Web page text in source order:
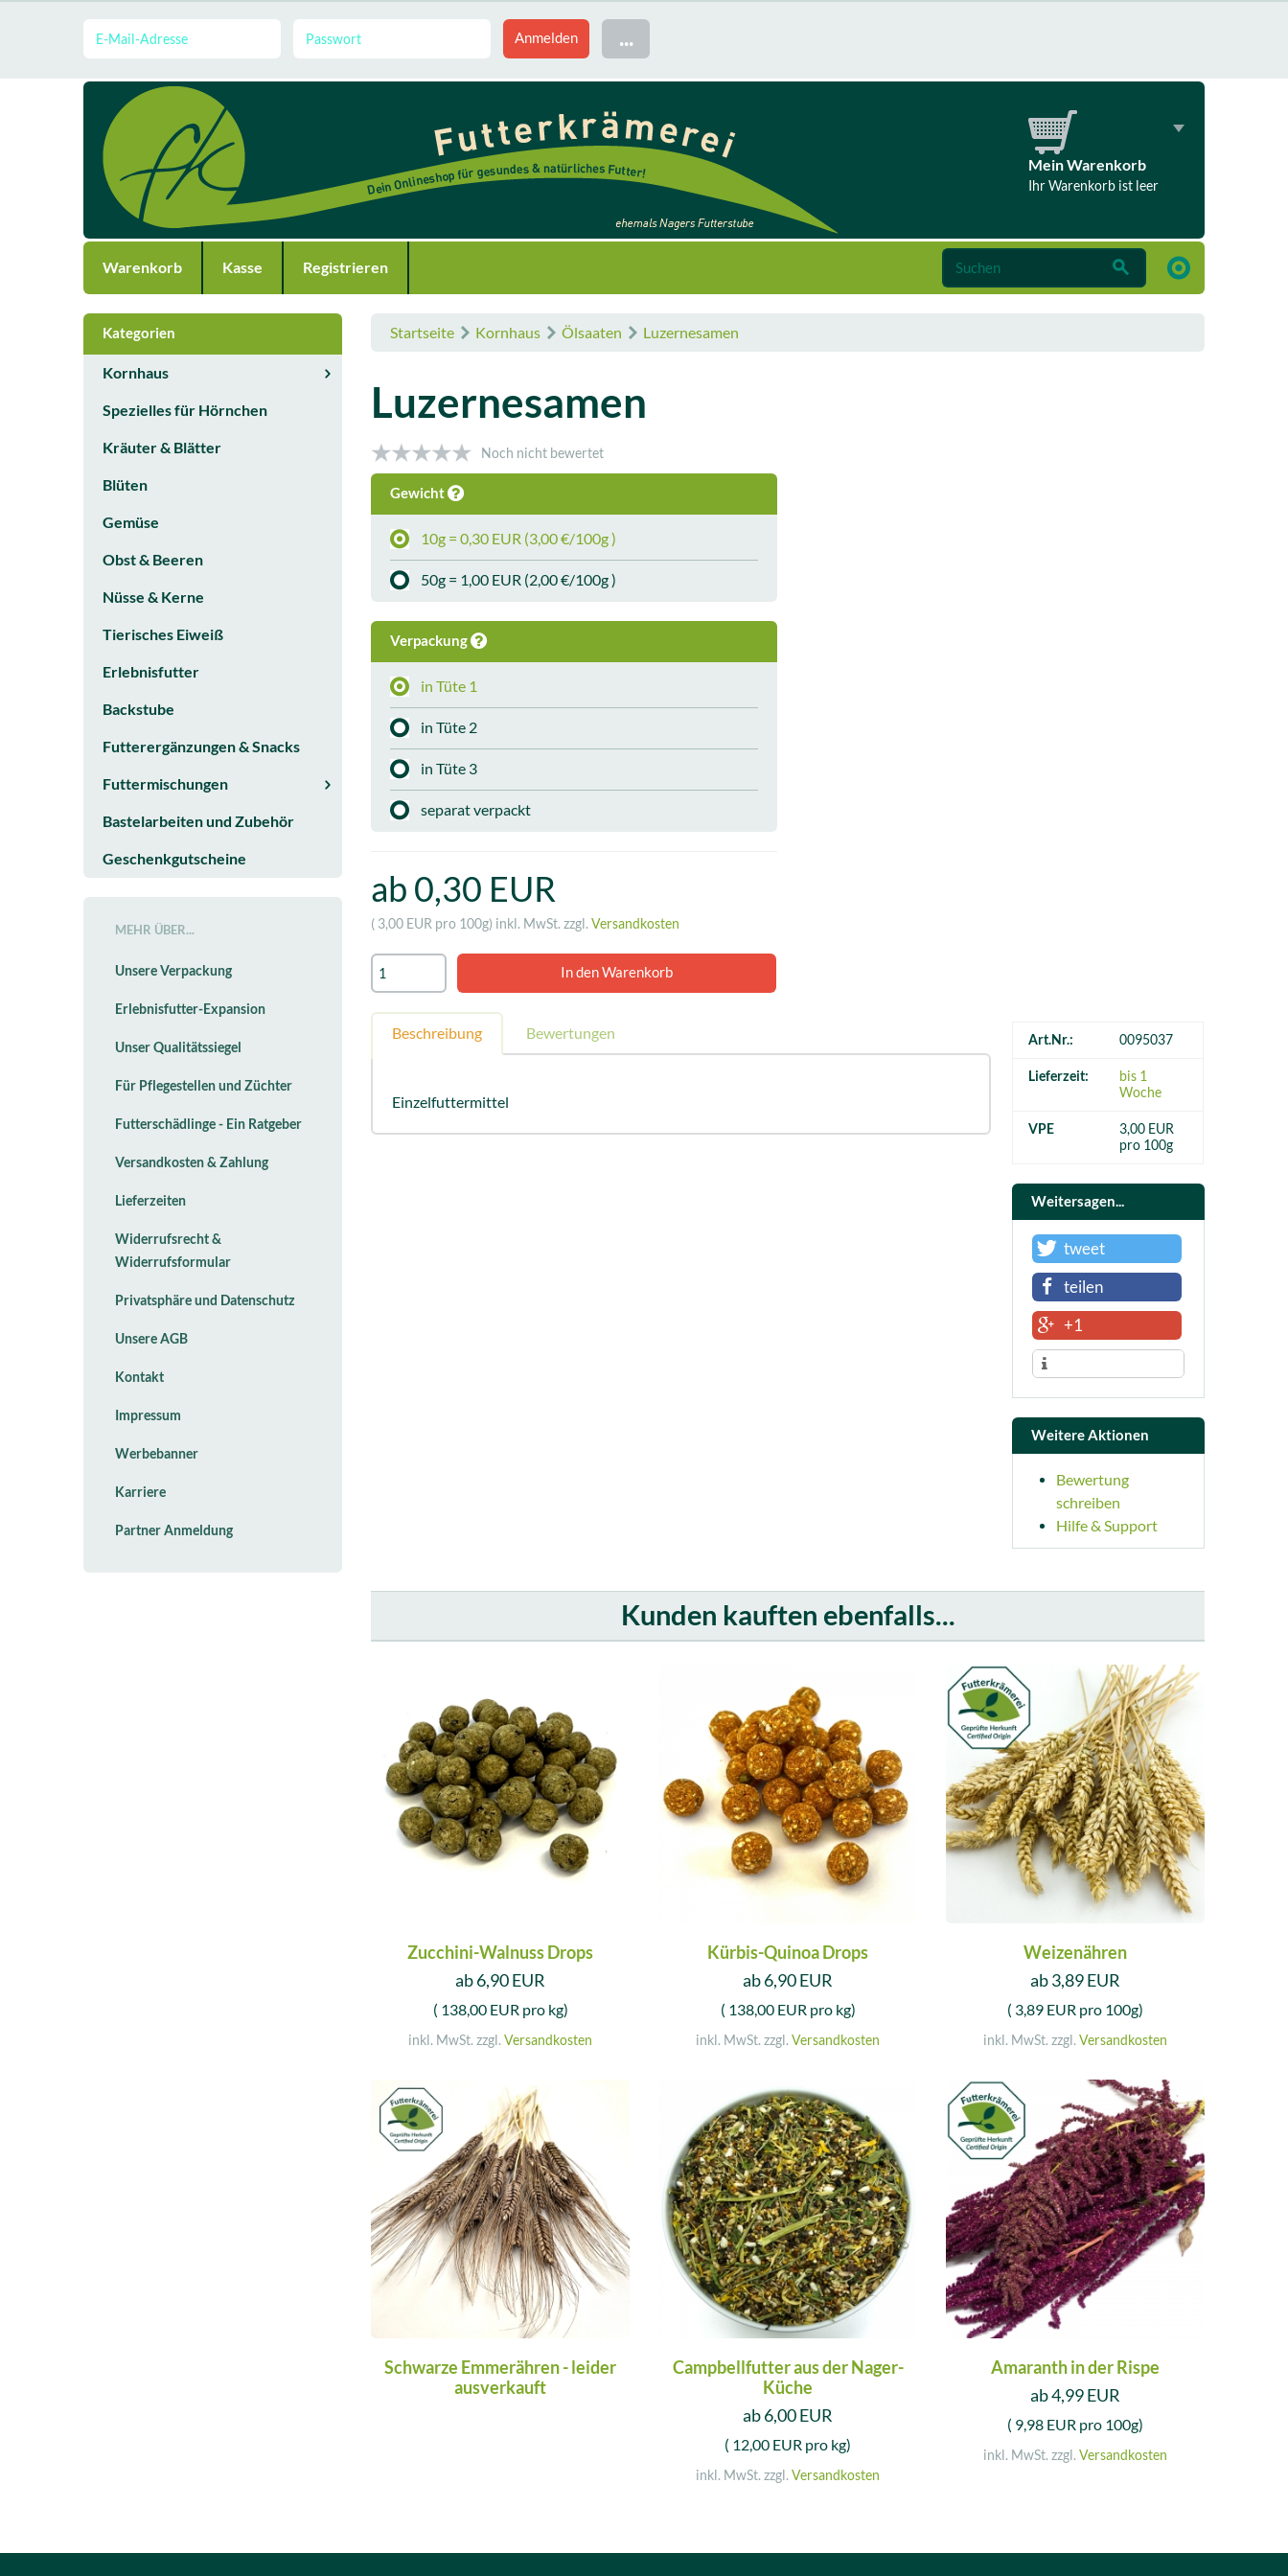
...
Mein Warenkorb
Ihr Warenkorb ist leer
Warenkorb Kasse Registrieren
Startseite Kornhaus Ölsaaten Luzernesamen
Luzernesamen
Noch nicht bewertet
Gewicht
10g = 0,30 EUR (3,00 €/100g )
50g = 1,00 EUR (2,00 €/100g )
Verpackung
in Tüte 1
in Tüte 2
in Tüte 3
separat verpackt
ab 0,30 EUR
( 3,00 EUR pro 100g) inkl. MwSt. zzgl. Versandkosten
Beschreibung Bewertungen
Einzelfuttermittel
Art.Nr.: 0095037
Lieferzeit:
bis 1
Woche
VPE
3,00 EUR
pro 100g
Weitersagen...
tweet
teilen
+1
Weitere Aktionen
Bewertung
schreiben
Hilfe & Support
Kunden kauften ebenfalls...
Zucchini-Walnuss Drops
ab 6,90 EUR
( 138,00 EUR pro kg)
inkl. MwSt. zzgl. Versandkosten
Kürbis-Quinoa Drops
ab 6,90 EUR
( 138,00 EUR pro kg)
inkl. MwSt. zzgl. Versandkosten
Weizenähren
ab 3,89 EUR
( 3,89 EUR pro 100g)
inkl. MwSt. zzgl. Versandkosten
Schwarze Emmerähren - leider
ausverkauft
Campbellfutter aus der Nager-
Küche
ab 6,00 EUR
( 12,00 EUR pro kg)
inkl. MwSt. zzgl. Versandkosten
Amaranth in der Rispe
ab 4,99 EUR
( 9,98 EUR pro 100g)
inkl. MwSt. zzgl. Versandkosten
Kategorien
Kornhaus
Spezielles für Hörnchen
Kräuter & Blätter
Blüten
Gemüse
Obst & Beeren
Nüsse & Kerne
Tierisches Eiweiß
Erlebnisfutter
Backstube
Futterergänzungen & Snacks
Futtermischungen
Bastelarbeiten und Zubehör
Geschenkgutscheine
MEHR ÜBER...
Unsere Verpackung
Erlebnisfutter-Expansion
Unser Qualitätssiegel
Für Pflegestellen und Züchter
Futterschädlinge - Ein Ratgeber
Versandkosten & Zahlung
Lieferzeiten
Widerrufsrecht &
Widerrufsformular
Privatsphäre und Datenschutz
Unsere AGB
Kontakt
Impressum
Werbebanner
Karriere
Partner Anmeldung